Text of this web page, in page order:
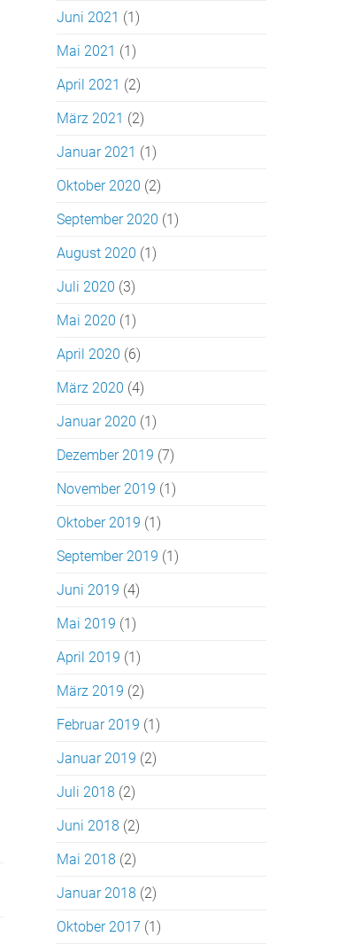
Juni 2021 (1)
Mai 2021 (1)
April 2021 (2)
März 2021 (2)
Januar 2021 (1)
Oktober 2020 (2)
September 2020 (1)
August 2020 (1)
Juli 2020 (3)
Mai 2020 (1)
April 2020 (6)
März 2020 (4)
Januar 2020 (1)
Dezember 2019 (7)
November 2019 (1)
Oktober 2019 (1)
September 2019 (1)
Juni 2019 (4)
Mai 2019 (1)
April 2019 (1)
März 2019 (2)
Februar 2019 (1)
Januar 2019 (2)
Juli 2018 (2)
Juni 2018 (2)
Mai 2018 (2)
Januar 2018 (2)
Oktober 2017 (1)